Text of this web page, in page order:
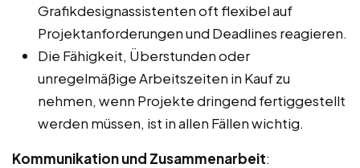
Grafikdesignassistenten oft flexibel auf
Projektanforderungen und Deadlines reagieren.
Die Fähigkeit, Überstunden oder
unregelmäßige Arbeitszeiten in Kauf zu
nehmen, wenn Projekte dringend fertiggestellt
werden müssen, ist in allen Fällen wichtig.
Kommunikation und Zusammenarbeit: